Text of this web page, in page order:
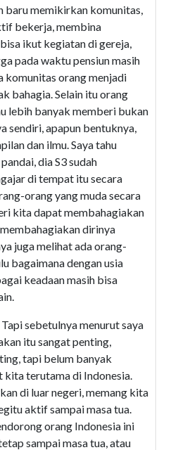
baru memikirkan komunitas,
bekerja, membina
ikut kegiatan di gereja,
pada waktu pensiun masih
komunitas orang menjadi
bahagia. Selain itu orang
lebih banyak memberi bukan
sendiri, apapun bentuknya,
dan ilmu. Saya tahu
dia S3 sudah
di tempat itu secara
orang yang muda secara
kita dapat membahagiakan
dirinya
juga melihat ada orang-
bagaimana dengan usia
keadaan masih bisa
sebetulnya menurut saya
itu sangat penting,
tapi belum banyak
kita terutama di Indonesia.
di luar negeri, memang kita
aktif sampai masa tua.
orang Indonesia ini
sampai masa tua, atau